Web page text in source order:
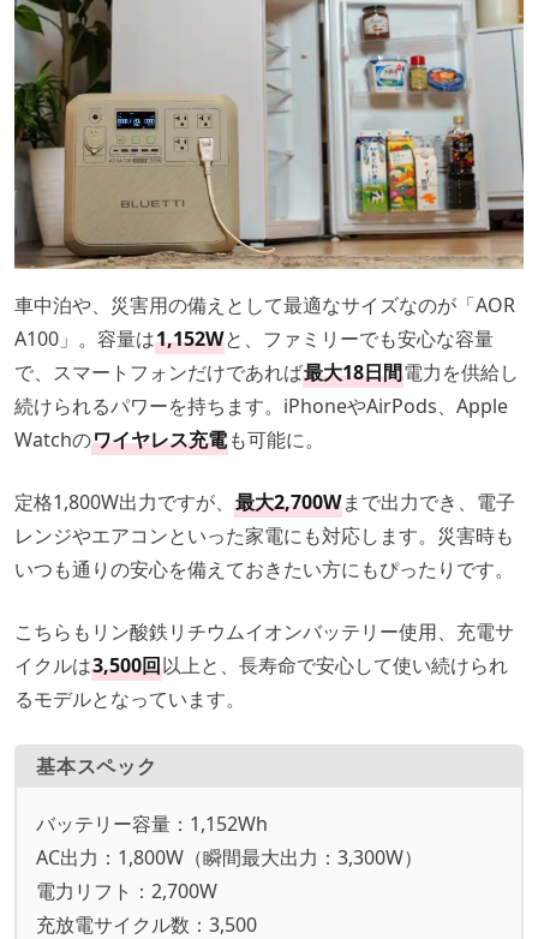
車中泊や、災害用の備えとして最適なサイズなのが「AOR
A100」。容量は1,152Wと、ファミリーでも安心な容量
で、スマートフォンだけであれば最大18日間電力を供給し
続けられるパワーを持ちます。iPhoneやAirPods、Apple
Watchのワイヤレス充電も可能に。
定格1,800W出力ですが、 最大2,700Wまで出力でき、電子
レンジやエアコンといった家電にも対応します。災害時も
いつも通りの安心を備えておきたい方にもぴったりです。
こちらもリン酸鉄リチウムイオンバッテリー使用、充電サ
イクルは3,500回以上と、長寿命で安心して使い続けられ
るモデルとなっています。
基本スペック
バッテリー容量：1,152Wh
AC出力：1,800W（瞬間最大出力：3,300W）
電力リフト：2,700W
充放電サイクル数：3,500